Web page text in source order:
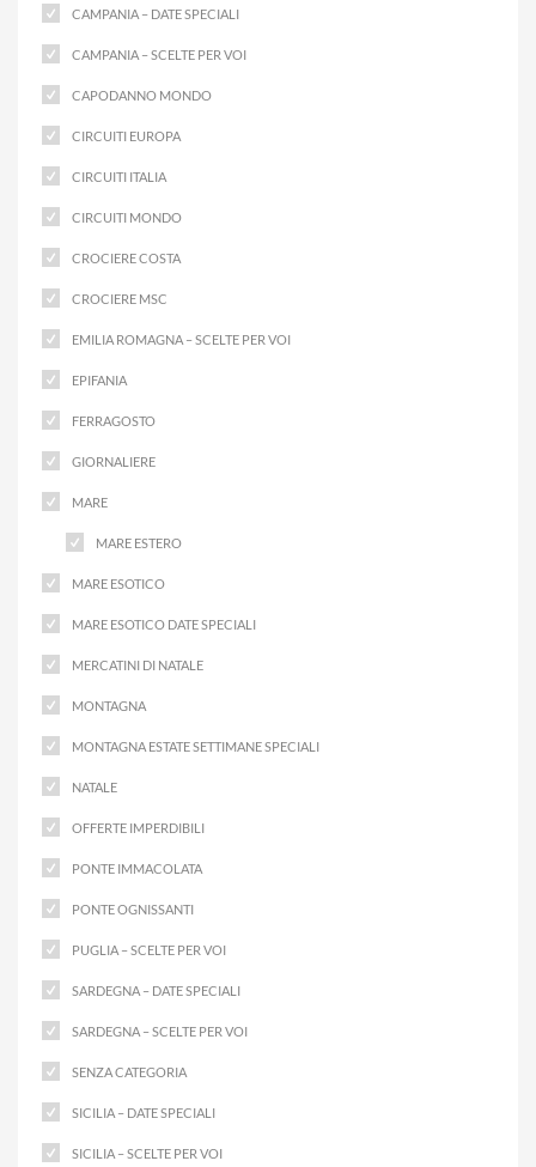
CAMPANIA – DATE SPECIALI
CAMPANIA – SCELTE PER VOI
CAPODANNO MONDO
CIRCUITI EUROPA
CIRCUITI ITALIA
CIRCUITI MONDO
CROCIERE COSTA
CROCIERE MSC
EMILIA ROMAGNA – SCELTE PER VOI
EPIFANIA
FERRAGOSTO
GIORNALIERE
MARE
MARE ESTERO
MARE ESOTICO
MARE ESOTICO DATE SPECIALI
MERCATINI DI NATALE
MONTAGNA
MONTAGNA ESTATE SETTIMANE SPECIALI
NATALE
OFFERTE IMPERDIBILI
PONTE IMMACOLATA
PONTE OGNISSANTI
PUGLIA – SCELTE PER VOI
SARDEGNA – DATE SPECIALI
SARDEGNA – SCELTE PER VOI
SENZA CATEGORIA
SICILIA – DATE SPECIALI
SICILIA – SCELTE PER VOI